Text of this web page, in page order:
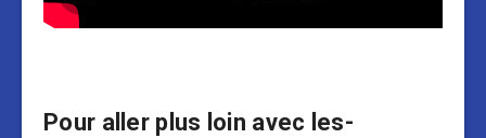
Pour aller plus loin avec les-